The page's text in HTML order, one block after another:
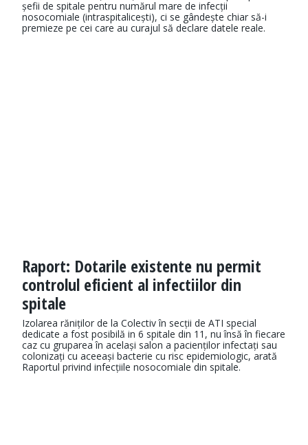
șefii de spitale pentru numărul mare de infecții
nosocomiale (intraspitalicești), ci se gândește chiar să-i
premieze pe cei care au curajul să declare datele reale.
Raport: Dotarile existente nu permit
controlul eficient al infectiilor din
spitale
Izolarea răniților de la Colectiv în secții de ATI special
dedicate a fost posibilă in 6 spitale din 11, nu însă în fiecare
caz cu gruparea în același salon a pacienților infectați sau
colonizați cu aceeași bacterie cu risc epidemiologic, arată
Raportul privind infecțiile nosocomiale din spitale.